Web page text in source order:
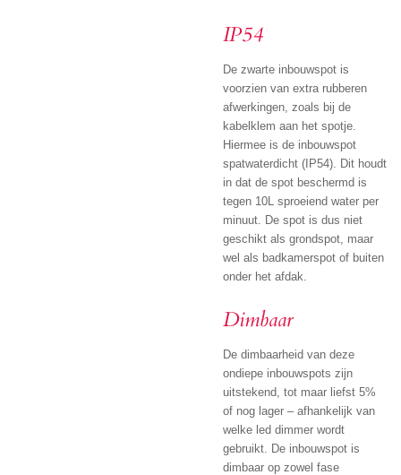
IP54
De zwarte inbouwspot is
voorzien van extra rubberen
afwerkingen, zoals bij de
kabelklem aan het spotje.
Hiermee is de inbouwspot
spatwaterdicht (IP54). Dit houdt
in dat de spot beschermd is
tegen 10L sproeiend water per
minuut. De spot is dus niet
geschikt als grondspot, maar
wel als badkamerspot of buiten
onder het afdak.
Dimbaar
De dimbaarheid van deze
ondiepe inbouwspots zijn
uitstekend, tot maar liefst 5%
of nog lager – afhankelijk van
welke led dimmer wordt
gebruikt. De inbouwspot is
dimbaar op zowel fase